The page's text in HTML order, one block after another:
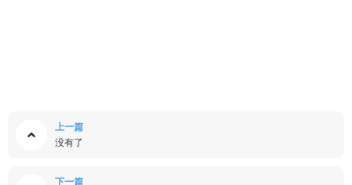
上一篇
没有了
下一篇